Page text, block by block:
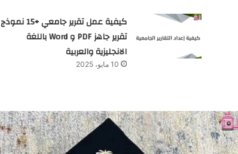
كيفية عمل تقرير جامعي +15 نموذج
تقرير جاهز PDF و Word باللغة
الانجليزية والعربية
10 مايو، 2025